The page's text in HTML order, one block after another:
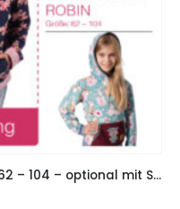
Kapuzensweatshirt “Robin”, Gr. 62 – 104 – optional mit Schalkragen